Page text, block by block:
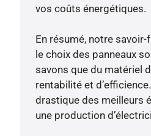
vos coûts énergétiques.
En résumé, notre savoir-
le choix des panneaux
savons que du matériel
rentabilité et
drastique des meilleurs
une production